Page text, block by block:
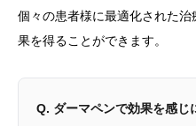
個々の患者様に最適化された
果を得ることができます。
Q. ダーマペンで効果を感じ